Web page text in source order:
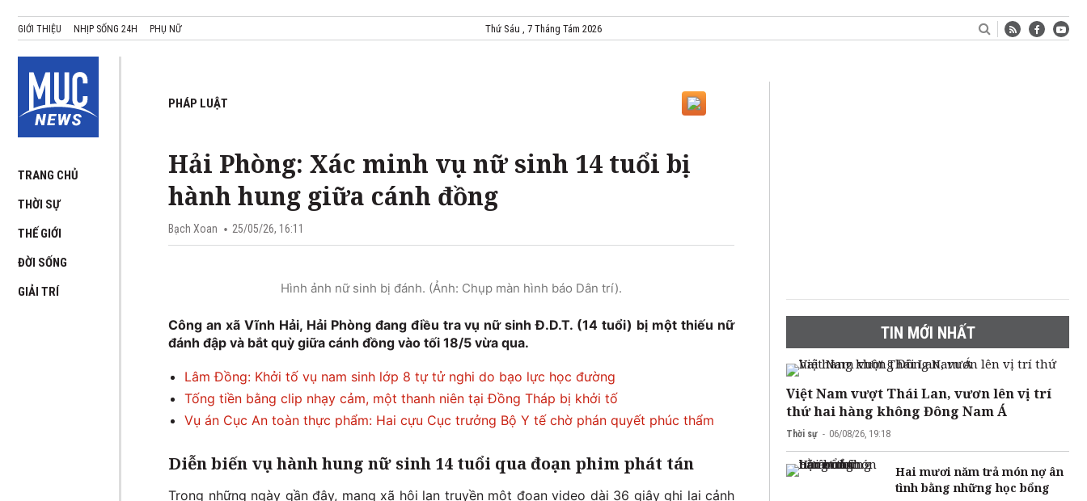
GIỚI THIỆU NHỊP SỐNG 24H PHỤ NỮ Thứ Sáu , 7 Tháng Tám 2026
TRANG CHỦ
THỜI SỰ
THẾ GIỚI
ĐỜI SỐNG
GIẢI TRÍ
PHÁP LUẬT
Hải Phòng: Xác minh vụ nữ sinh 14 tuổi bị
hành hung giữa cánh đồng
Bạch Xoan 25/05/26, 16:11
Hình ảnh nữ sinh bị đánh. (Ảnh: Chụp màn hình báo Dân trí).
Công an xã Vĩnh Hải, Hải Phòng đang điều tra vụ nữ sinh Đ.D.T. (14 tuổi) bị một thiếu nữ
đánh đập và bắt quỳ giữa cánh đồng vào tối 18/5 vừa qua.
Lâm Đồng: Khởi tố vụ nam sinh lớp 8 tự tử nghi do bạo lực học đường
Tống tiền bằng clip nhạy cảm, một thanh niên tại Đồng Tháp bị khởi tố
Vụ án Cục An toàn thực phẩm: Hai cựu Cục trưởng Bộ Y tế chờ phán quyết phúc thẩm
Diễn biến vụ hành hung nữ sinh 14 tuổi qua đoạn phim phát tán
Trong những ngày gần đây, mạng xã hội lan truyền một đoạn video dài 36 giây ghi lại cảnh
TIN MỚI NHẤT
Việt Nam vượt Thái Lan, vươn lên vị trí
thứ hai hàng không Đông Nam Á
Thời sự 06/08/26, 19:18
Hai mươi năm trả món nợ ân
tình bằng những học bổng